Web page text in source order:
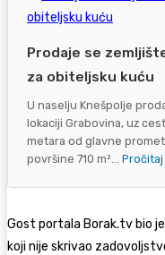
Prodaje se
za obiteljsku kuću
U naselju Knešpolje
lokaciji Grabovina, uz
metara od glavne
površine 710 m²... Pročitaj
Gost portala Borak.tv bio
koji nije skrivao